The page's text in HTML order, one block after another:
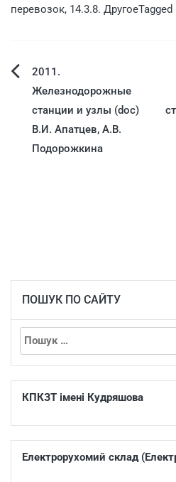
перевозок, 14.3.8. ДругоеTagged
2011.
Железнодорожные
станции и узлы (doc)
В.И. Апатцев, А.В.
Подорожкина
ПОШУК ПО САЙТУ
КПКЗТ імені Кудряшова
Електрорухомий склад